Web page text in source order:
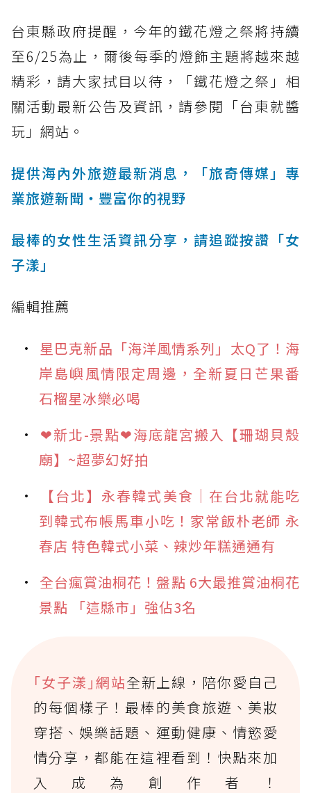
台東縣政府提醒，今年的鐵花燈之祭將持續
至6/25為止，爾後每季的燈飾主題將越來越
精彩，請大家拭目以待，「鐵花燈之祭」相
關活動最新公告及資訊，請參閱「台東就醬
玩」網站。
提供海內外旅遊最新消息，「旅奇傳媒」專
業旅遊新聞‧豐富你的視野
最棒的女性生活資訊分享，請追蹤按讚「女
子漾」
編輯推薦
星巴克新品「海洋風情系列」太Q了！海
岸島嶼風情限定周邊，全新夏日芒果番
石榴星冰樂必喝
❤新北-景點❤海底龍宮搬入【珊瑚貝殼
廟】~超夢幻好拍
【台北】永春韓式美食｜在台北就能吃
到韓式布帳馬車小吃！家常飯朴老師 永
春店 特色韓式小菜、辣炒年糕通通有
全台瘋賞油桐花！盤點 6大最推賞油桐花
景點 「這縣市」強佔3名
｢女子漾｣網站全新上線，陪你愛自己
的每個樣子！最棒的美食旅遊、美妝
穿搭、娛樂話題、運動健康、情慾愛
情分享，都能在這裡看到！快點來加
入成為創作者！